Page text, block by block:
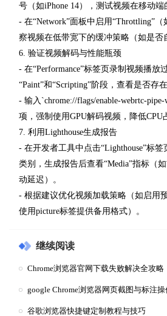
号（如iPhone 14），测试视频在移动端
- 在“Network”面板中启用“Throttling”
察视频在低带宽下的缓冲策略（如是否
6. 验证视频解码与性能瓶颈
- 在“Performance”标签页录制视频播放
“Paint”和“Scripting”阶段，查看是否存
- 输入`chrome://flags/enable-webrtc-
项，强制使用GPU解码视频，降低CPU
7. 利用Lighthouse生成报告
- 在开发者工具中点击“Lighthouse”标签
类别，生成报告后查看“Media”指标（
动延迟）。
- 根据建议优化视频加载策略（如启用
使用picture标签提供备用格式）。
继续阅读
Chrome浏览器官网下载失败解决全攻略
google Chrome浏览器网页截图与标注
谷歌浏览器快捷键定制教程与技巧